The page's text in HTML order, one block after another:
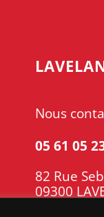
Nous
05 61 05
82 Rue
09300